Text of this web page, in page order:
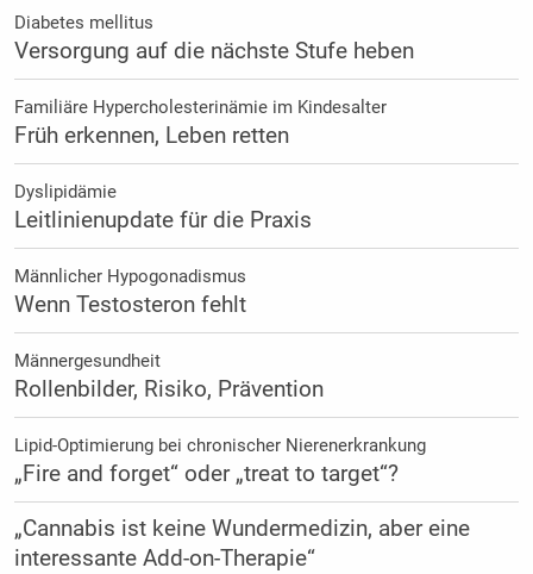
Diabetes mellitus
Versorgung auf die nächste Stufe heben
Familiäre Hypercholesterinämie im Kindesalter
Früh erkennen, Leben retten
Dyslipidämie
Leitlinienupdate für die Praxis
Männlicher Hypogonadismus
Wenn Testosteron fehlt
Männergesundheit
Rollenbilder, Risiko, Prävention
Lipid-Optimierung bei chronischer Nierenerkrankung
„Fire and forget“ oder „treat to target“?
„Cannabis ist keine Wundermedizin, aber eine
interessante Add-on-Therapie“